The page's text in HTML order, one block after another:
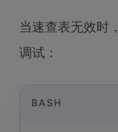
当速查表无效时
调试：
BASH